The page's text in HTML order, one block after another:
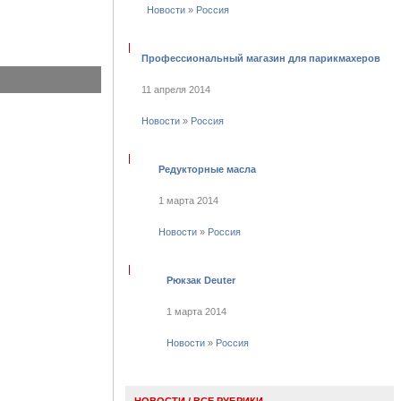
Новости » Россия
Профессиональный магазин для парикмахеров
11 апреля 2014
Новости » Россия
Редукторные масла
1 марта 2014
Новости » Россия
Рюкзак Deuter
1 марта 2014
Новости » Россия